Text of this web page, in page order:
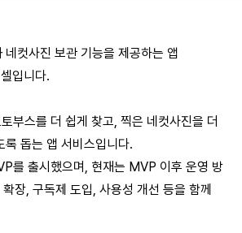
컷사진 보관 기능을 제공하는 앱
입니다.
부스를 더 쉽게 찾고, 찍은 네컷사진을 더
록 돕는 앱 서비스입니다.
를 출시했으며, 현재는 MVP 이후 운영 방
장, 구독제 도입, 사용성 개선 등을 함께